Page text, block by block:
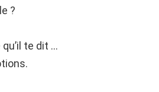
?
te dit …